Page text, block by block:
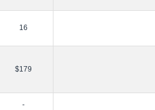
16
$179
-